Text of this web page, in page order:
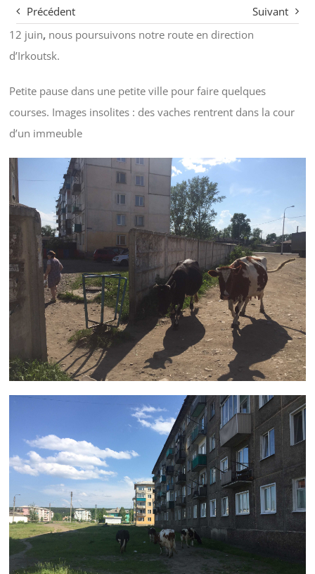
Précédent
Suivant
12 juin,nous poursuivons notre route en direction
d’Irkoutsk.
Petite pause dans une petite ville pour faire quelques
courses. Images insolites : des vaches rentrent dans la cour
d’un immeuble